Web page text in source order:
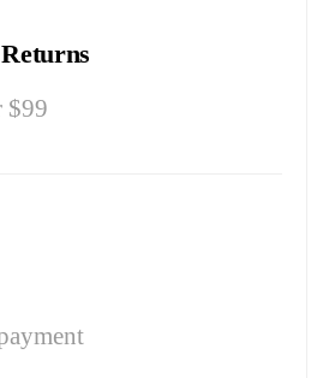
$99